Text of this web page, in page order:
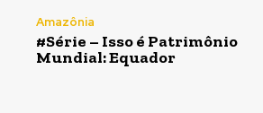
Amazônia
#Série – Isso é Patrimônio
Mundial: Equador